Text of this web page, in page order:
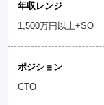
年収レンジ
1,500万円以上+SO
ポジション
CTO